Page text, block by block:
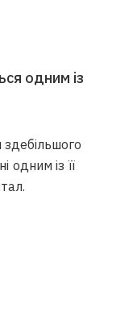
одним із
одним із її